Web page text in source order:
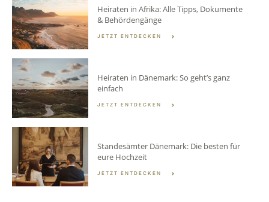
Heiraten in Afrika: Alle Tipps, Dokumente
& Behördengänge
JETZT ENTDECKEN
Heiraten in Dänemark: So geht’s ganz
einfach
JETZT ENTDECKEN
Standesämter Dänemark: Die besten für
eure Hochzeit
JETZT ENTDECKEN